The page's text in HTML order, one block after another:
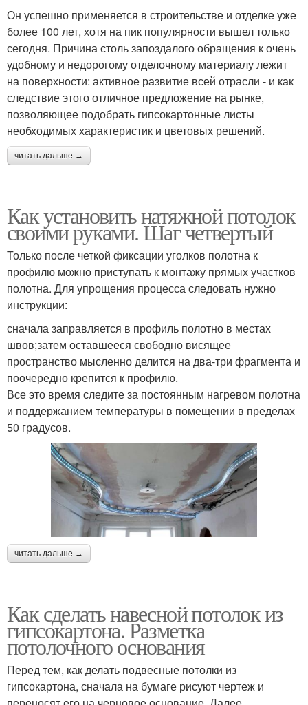
Он успешно применяется в строительстве и отделке уже
более 100 лет, хотя на пик популярности вышел только
сегодня. Причина столь запоздалого обращения к очень
удобному и недорогому отделочному материалу лежит
на поверхности: активное развитие всей отрасли - и как
следствие этого отличное предложение на рынке,
позволяющее подобрать гипсокартонные листы
необходимых характеристик и цветовых решений.
читать дальше →
Как установить натяжной потолок
своими руками. Шаг четвертый
Только после четкой фиксации уголков полотна к
профилю можно приступать к монтажу прямых участков
полотна. Для упрощения процесса следовать нужно
инструкции:
сначала заправляется в профиль полотно в местах
швов;затем оставшееся свободно висящее
пространство мысленно делится на два-три фрагмента и
поочередно крепится к профилю.
Все это время следите за постоянным нагревом полотна
и поддержанием температуры в помещении в пределах
50 градусов.
читать дальше →
Как сделать навесной потолок из
гипсокартона. Разметка
потолочного основания
Перед тем, как делать подвесные потолки из
гипсокартона, сначала на бумаге рисуют чертеж и